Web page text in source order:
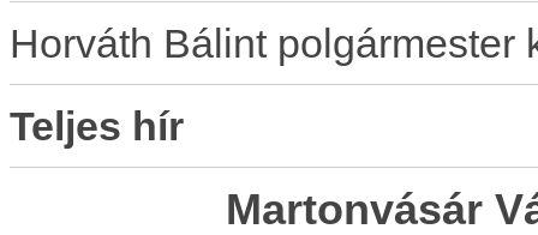
Horváth Bálint
Teljes hír
Martonvásár